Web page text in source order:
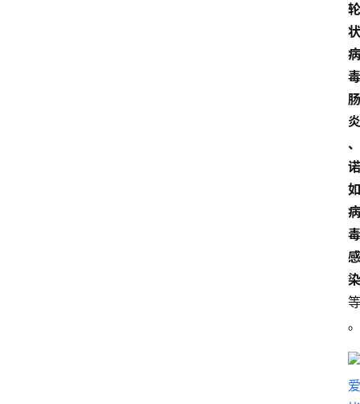
轮
状
病
毒
肠
炎
、
诺
如
病
毒
感
染
等
。